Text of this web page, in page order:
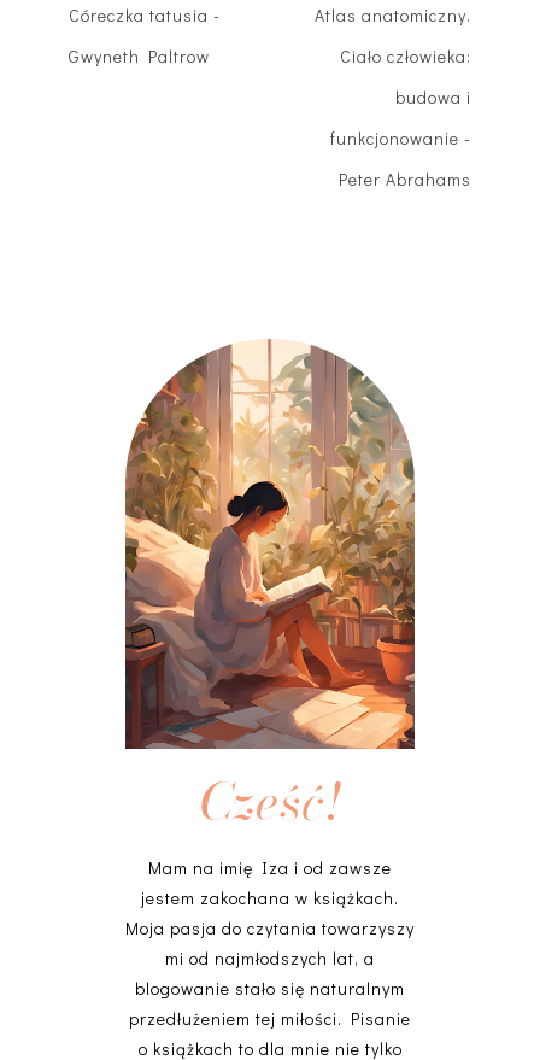
Córeczka tatusia -
Gwyneth Paltrow
Atlas anatomiczny.
Ciało człowieka:
budowa i
funkcjonowanie -
Peter Abrahams
Cześć!
Mam na imię Iza i od zawsze
jestem zakochana w książkach.
Moja pasja do czytania towarzyszy
mi od najmłodszych lat, a
blogowanie stało się naturalnym
przedłużeniem tej miłości. Pisanie
o książkach to dla mnie nie tylko